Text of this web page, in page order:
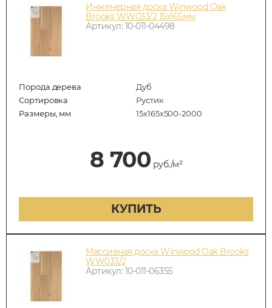
Инженерная доска Winwood Oak
Brooks WW033/2 15х165мм
Артикул: 10-011-04498
Порода дерева
Дуб
Сортировка
Рустик
Размеры, мм
15х165х500-2000
8 700 руб./м²
КУПИТЬ
Массивная доска Winwood Oak Brooks
WW033/2
Артикул: 10-011-06355